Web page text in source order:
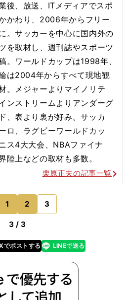
後、放送、 ITメディアでスポ
かわり、 2006年からフリー
。サッカーを中心に国内外の
を取材し、週刊誌やスポーツ
。ワールドカップは1998年、
は2004年からすべて現地観
。 メジャーよりマイノリテ
ンストリームよりアンダーグ
、表より裏が好み。サッカ
ロ、 ラグビーワールドカッ
ス4大大会、 NBAファイナ
陸上などの取材も多数。
栗原正夫の記事一覧
のページへ
1 2 3
3 / 3
でポストする
line LINEで送る